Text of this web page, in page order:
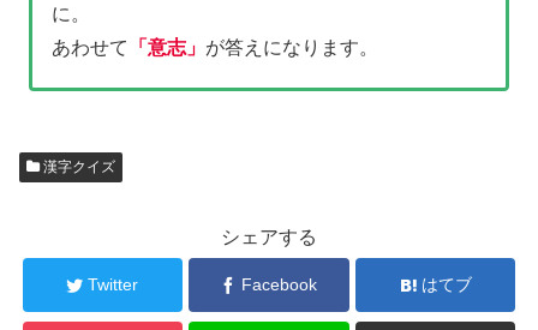
に。
あわせて
「意志」 が答えになります。
漢字クイズ
シェアする
Twitter Facebook はてブ